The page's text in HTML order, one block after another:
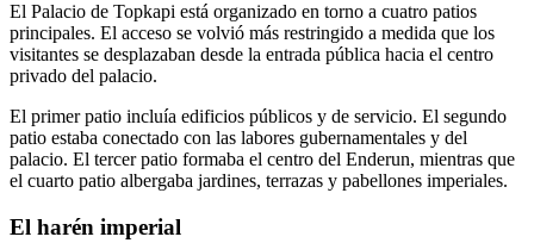
El Palacio de Topkapi está organizado en torno a cuatro patios
principales. El acceso se volvió más restringido a medida que los
visitantes se desplazaban desde la entrada pública hacia el centro
privado del palacio.
El primer patio incluía edificios públicos y de servicio. El segundo
patio estaba conectado con las labores gubernamentales y del
palacio. El tercer patio formaba el centro del Enderun, mientras que
el cuarto patio albergaba jardines, terrazas y pabellones imperiales.
El harén imperial